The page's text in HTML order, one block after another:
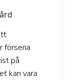
försena
på
kan vara